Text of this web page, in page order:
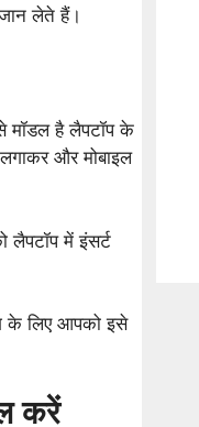
लेते हैं।
मॉडल है लैपटॉप के
और मोबाइल
में इंसर्ट
के लिए आपको इसे
करें